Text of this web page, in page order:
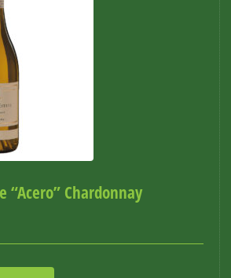
“Acero” Chardonnay